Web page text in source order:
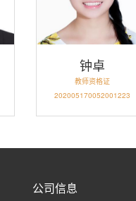
钟卓
教师资格证
202005170052001223
公司信息